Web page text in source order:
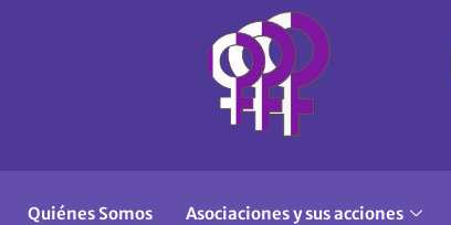
Quiénes Somos Asociaciones y sus acciones